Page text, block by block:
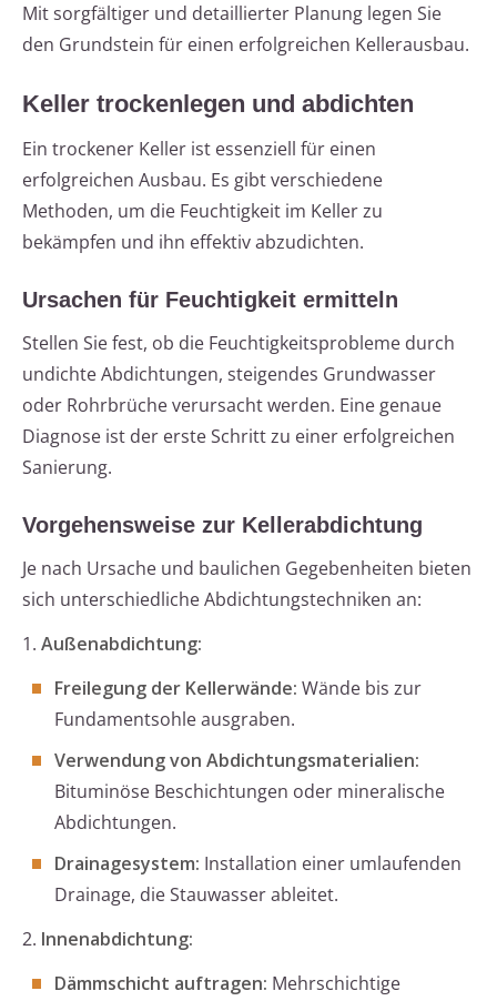
Mit sorgfältiger und detaillierter Planung legen Sie
den Grundstein für einen erfolgreichen Kellerausbau.
Keller trockenlegen und abdichten
Ein trockener Keller ist essenziell für einen
erfolgreichen Ausbau. Es gibt verschiedene
Methoden, um die Feuchtigkeit im Keller zu
bekämpfen und ihn effektiv abzudichten.
Ursachen für Feuchtigkeit ermitteln
Stellen Sie fest, ob die Feuchtigkeitsprobleme durch
undichte Abdichtungen, steigendes Grundwasser
oder Rohrbrüche verursacht werden. Eine genaue
Diagnose ist der erste Schritt zu einer erfolgreichen
Sanierung.
Vorgehensweise zur Kellerabdichtung
Je nach Ursache und baulichen Gegebenheiten bieten
sich unterschiedliche Abdichtungstechniken an:
1. Außenabdichtung:
Freilegung der Kellerwände: Wände bis zur
Fundamentsohle ausgraben.
Verwendung von Abdichtungsmaterialien:
Bituminöse Beschichtungen oder mineralische
Abdichtungen.
Drainagesystem: Installation einer umlaufenden
Drainage, die Stauwasser ableitet.
2. Innenabdichtung:
Dämmschicht auftragen: Mehrschichtige